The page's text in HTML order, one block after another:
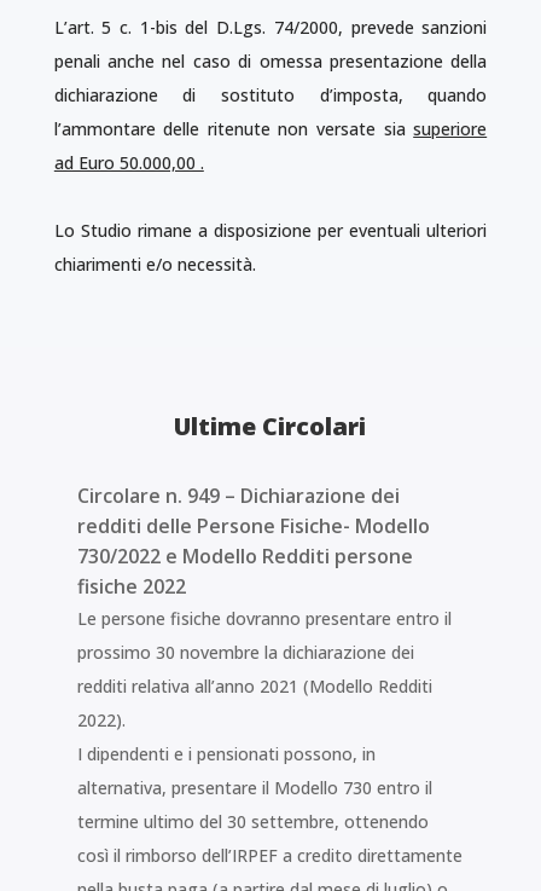
L’art. 5 c. 1-bis del D.Lgs. 74/2000, prevede sanzioni
penali anche nel caso di omessa presentazione della
dichiarazione di sostituto d’imposta, quando
l’ammontare delle ritenute non versate siasuperiore
ad Euro 50.000,00 .
Lo Studio rimane a disposizione per eventuali ulteriori
chiarimenti e/o necessità.
Ultime Circolari
Circolare n. 949 – Dichiarazione dei
redditi delle Persone Fisiche- Modello
730/2022 e Modello Redditi persone
fisiche 2022
Le persone fisiche dovranno presentare entro il
prossimo 30 novembre la dichiarazione dei
redditi relativa all’anno 2021 (Modello Redditi
2022).
I dipendenti e i pensionati possono, in
alternativa, presentare il Modello 730 entro il
termine ultimo del 30 settembre, ottenendo
così il rimborso dell’IRPEF a credito direttamente